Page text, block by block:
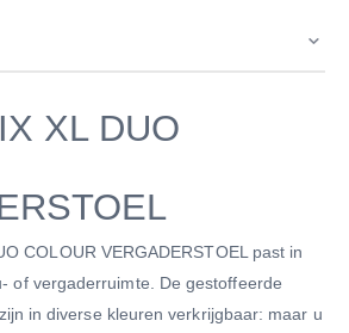
XL DUO
COLOUR VERGADERSTOEL past in
of vergaderruimte. De gestoffeerde
in diverse kleuren verkrijgbaar: maar u